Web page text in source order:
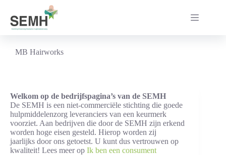
inhoud
MB Hairworks
Welkom op de bedrijfspagina’s van de SEMH
De SEMH is een niet-commerciële stichting die goede
hulpmiddelenzorg leveranciers van een keurmerk
voorziet. Aan bedrijven die door de SEMH zijn erkend
worden hoge eisen gesteld. Hierop worden zij
jaarlijks door ons getoetst. U kunt dus vertrouwen op
kwaliteit! Lees meer op Ik ben een consument